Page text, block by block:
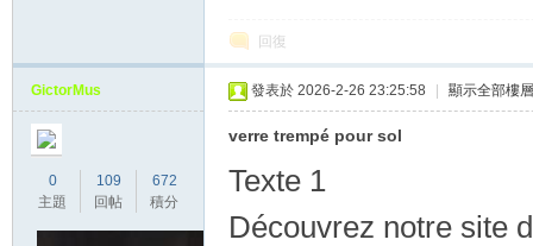
回復
GictorMus
0
主題
109
回帖
672
積分
發表於 2026-2-26 23:25:58 顯示全部樓層
verre trempé pour sol
Texte 1
Découvrez notre site